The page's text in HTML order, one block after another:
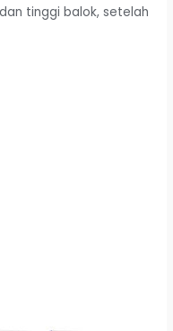
tinggi balok, setelah